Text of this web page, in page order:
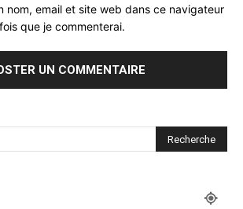
nom, email et site web dans ce navigateur
que je commenterai.